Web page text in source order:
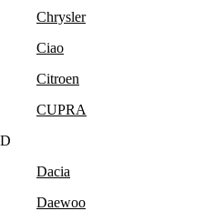
Chrysler
Ciao
Citroen
CUPRA
D
Dacia
Daewoo